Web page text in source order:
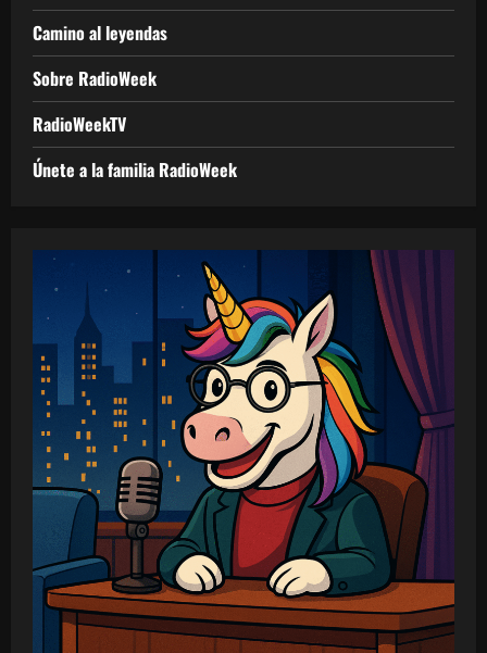
Camino al leyendas
Sobre RadioWeek
RadioWeekTV
Únete a la familia RadioWeek